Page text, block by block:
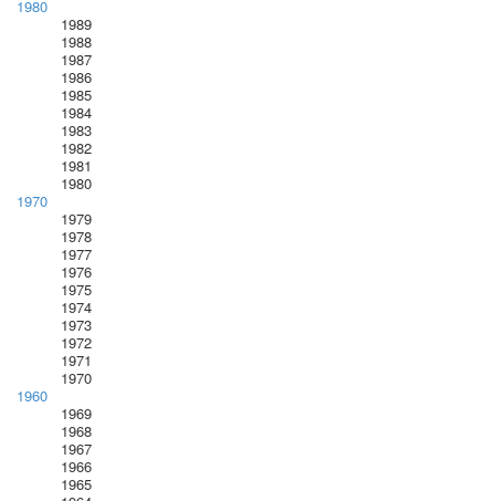
1980
1989
1988
1987
1986
1985
1984
1983
1982
1981
1980
1970
1979
1978
1977
1976
1975
1974
1973
1972
1971
1970
1960
1969
1968
1967
1966
1965